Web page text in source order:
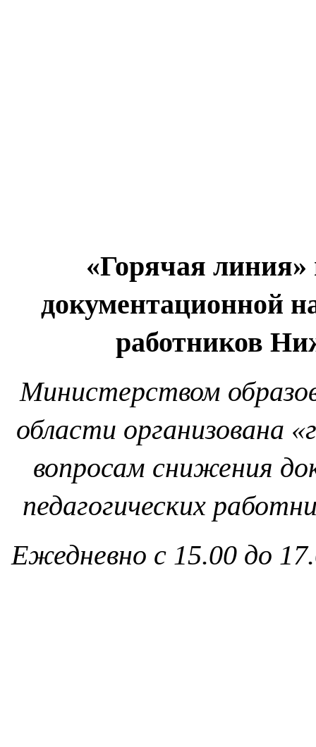
«Горячая
документационной
работников
Министерством
области организована
вопросам снижения
педагогических
Ежедневно с 15.00 до